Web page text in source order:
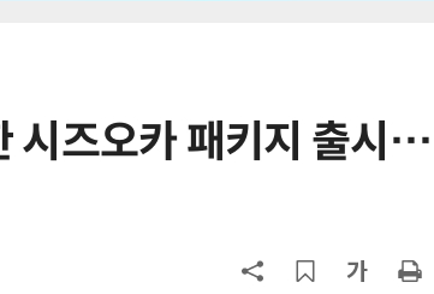
시즈오카 패키지 출시…
6
카카오, 역대 최대 분기 실적…카톡
최대'…쿠팡이츠도 신기록”